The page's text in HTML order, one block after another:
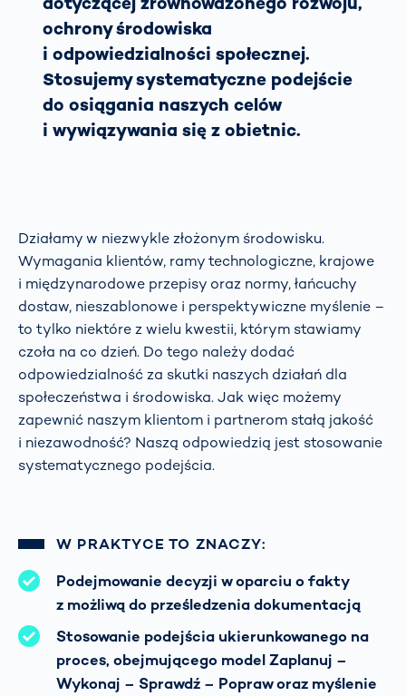
ochrony środowiska
i odpowiedzialności społecznej.
Stosujemy systematyczne podejście
do osiągania naszych celów
i wywiązywania się z obietnic.
Działamy w niezwykle złożonym środowisku.
Wymagania klientów, ramy technologiczne, krajowe
i międzynarodowe przepisy oraz normy, łańcuchy
dostaw, nieszablonowe i perspektywiczne myślenie –
to tylko niektóre z wielu kwestii, którym stawiamy
czoła na co dzień. Do tego należy dodać
odpowiedzialność za skutki naszych działań dla
społeczeństwa i środowiska. Jak więc możemy
zapewnić naszym klientom i partnerom stałą jakość
i niezawodność? Naszą odpowiedzią jest stosowanie
systematycznego podejścia.
W PRAKTYCE TO ZNACZY:
Podejmowanie decyzji w oparciu o fakty
z możliwą do prześledzenia dokumentacją
Stosowanie podejścia ukierunkowanego na
proces, obejmującego model Zaplanuj –
Wykonaj – Sprawdź – Popraw oraz myślenie